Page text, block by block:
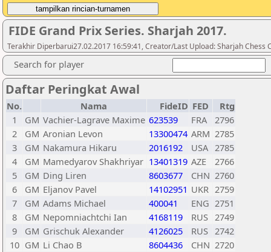
FIDE Grand Prix Series. Sharjah 2017.
Terakhir Diperbarui27.02.2017 16:59:41, Creator/Last Upload: Sharjah Chess
Search for player
Daftar Peringkat Awal
No. Nama FideID FED
Rtg
1
GM Vachier-Lagrave Maxime 623539 FRA
2796
2
GM Aronian Levon 13300474 ARM 2785
3
GM Nakamura Hikaru 2016192 USA 2785
4
GM Mamedyarov Shakhriyar 13401319 AZE
2766
5
GM Ding Liren 8603677 CHN 2760
6
GM Eljanov Pavel 14102951 UKR 2759
7
GM Adams Michael 400041 ENG 2751
8
GM Nepomniachtchi Ian 4168119 RUS 2749
9
GM Grischuk Alexander 4126025 RUS 2742
10 GM Li Chao B 8604436 CHN 2720